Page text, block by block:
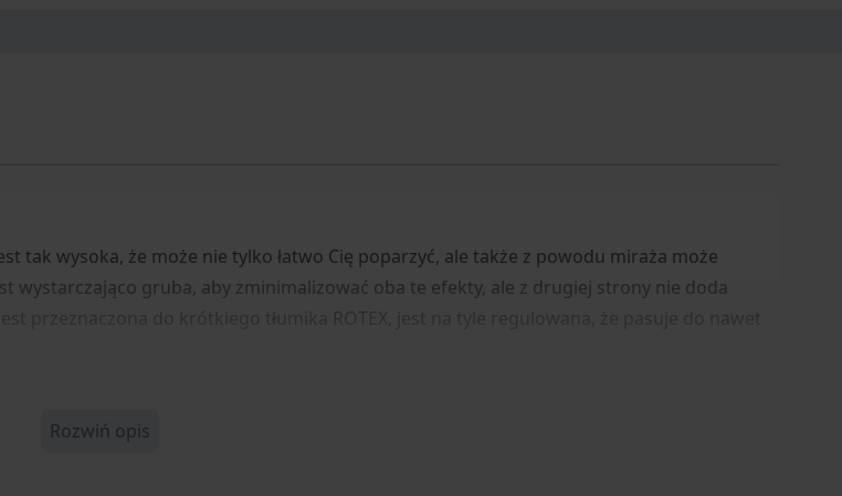
tak wysoka, że może nie tylko łatwo Cię poparzyć, ale także z powodu miraża może
wystarczająco gruba, aby zminimalizować oba te efekty, ale z drugiej strony nie doda
przeznaczona do krótkiego tłumika ROTEX, jest na tyle regulowana, że pasuje do nawet
Rozwiń opis